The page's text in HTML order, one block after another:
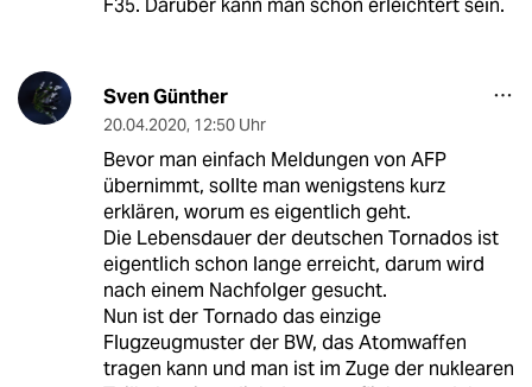
F35. Darüber kann man schon erleichtert sein.
Sven Günther
20.04.2020, 12:50 Uhr
Bevor man einfach Meldungen von AFP
übernimmt, sollte man wenigstens kurz
erklären, worum es eigentlich geht.
Die Lebensdauer der deutschen Tornados ist
eigentlich schon lange erreicht, darum wird
nach einem Nachfolger gesucht.
Nun ist der Tornado das einzige
Flugzeugmuster der BW, das Atomwaffen
tragen kann und man ist im Zuge der nuklearen